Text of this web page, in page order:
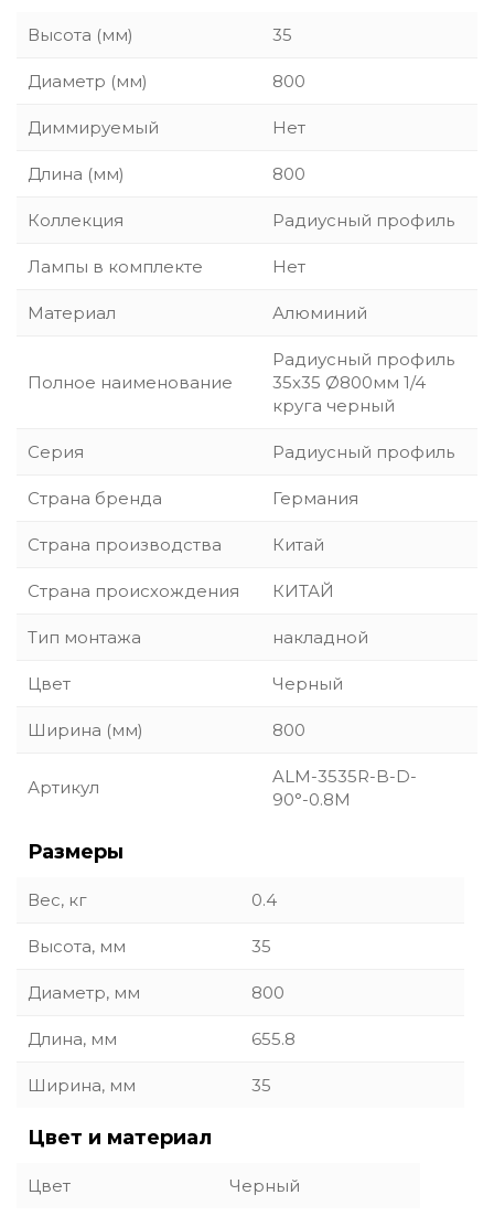
Высота (мм) 35
Диаметр (мм) 800
Диммируемый Нет
Длина (мм) 800
Коллекция Радиусный профиль
Лампы в комплекте Нет
Материал Алюминий
Полное наименование
Радиусный профиль
35x35 Ø800мм 1/4
круга черный
Серия Радиусный профиль
Страна бренда Германия
Страна производства Китай
Страна происхождения КИТАЙ
Тип монтажа накладной
Цвет Черный
Ширина (мм) 800
Артикул
ALM-3535R-B-D-
90°-0.8M
Размеры
Вес, кг 0.4
Высота, мм 35
Диаметр, мм 800
Длина, мм 655.8
Ширина, мм 35
Цвет и материал
Цвет Черный